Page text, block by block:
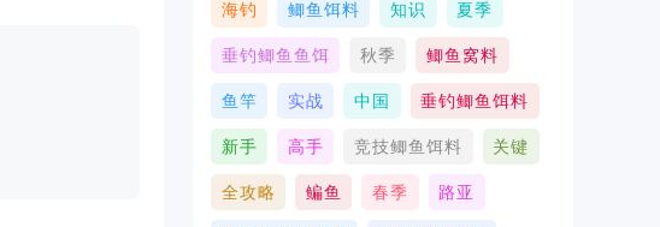
海钓 鲫鱼饵料 知识 夏季
垂钓鲫鱼鱼饵 秋季 鲫鱼窝料
鱼竿 实战 中国 垂钓鲫鱼饵料
新手 高手 竞技鲫鱼饵料 关键
全攻略 鳊鱼 春季 路亚